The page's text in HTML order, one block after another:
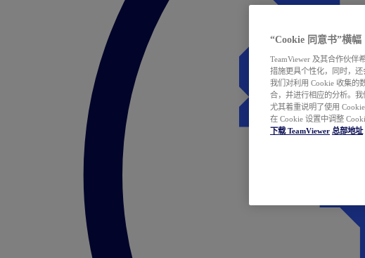
“Cookie 同意书”横幅
TeamViewer 及其合作伙伴
措施更具个性化，同时，
我们对利用 Cookie 收集的
合，并进行相应的分析。我
尤其着重说明了使用
在 Cookie 设置中调整
下载 TeamViewer 总部地址